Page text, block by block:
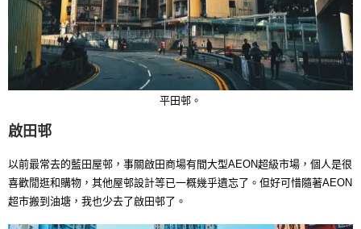
平田邨。
啟田邨
以前最常去的藍田屋邨，事關啟田商場有間大型AEON超級市場，個人是很
喜歡閒逛和購物，其他屋邨設計等已一概幾乎遺忘了。但好可惜隨著AEON
超市搬到油塘，我也少去了啟田邨了。